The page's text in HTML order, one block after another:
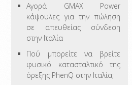
Αγορά GMAX Power
κάψουλες για την πώληση
σε απευθείας σύνδεση
στην Ιταλία
Πού μπορείτε να βρείτε
φυσικό κατασταλτικό της
όρεξης PhenQ στην Ιταλία;